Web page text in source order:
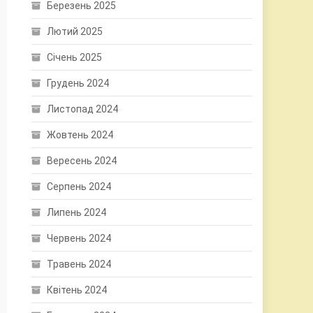
Березень 2025
Лютий 2025
Січень 2025
Грудень 2024
Листопад 2024
Жовтень 2024
Вересень 2024
Серпень 2024
Липень 2024
Червень 2024
Травень 2024
Квітень 2024